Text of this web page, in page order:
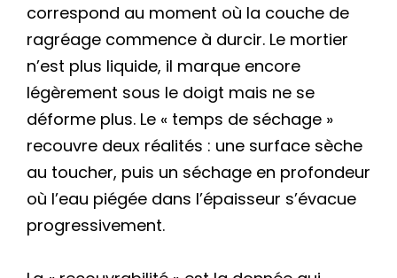
correspond au moment où la couche de
ragréage commence à durcir. Le mortier
n’est plus liquide, il marque encore
légèrement sous le doigt mais ne se
déforme plus. Le « temps de séchage »
recouvre deux réalités : une surface sèche
au toucher, puis un séchage en profondeur
où l’eau piégée dans l’épaisseur s’évacue
progressivement.